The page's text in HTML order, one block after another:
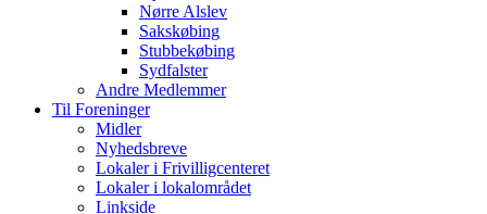
Nørre Alslev
Sakskøbing
Stubbekøbing
Sydfalster
Andre Medlemmer
Til Foreninger
Midler
Nyhedsbreve
Lokaler i Frivilligcenteret
Lokaler i lokalområdet
Linkside